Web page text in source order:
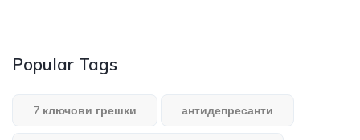
Popular Tags
7 ключови грешки антидепресанти